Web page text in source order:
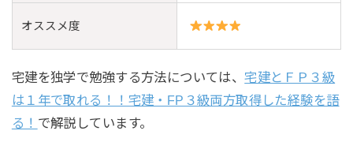
オススメ度
宅建を独学で勉強する方法については、宅建とＦＰ３級
は１年で取れる！！宅建・FP３級両方取得した経験を語
る！ で解説しています。